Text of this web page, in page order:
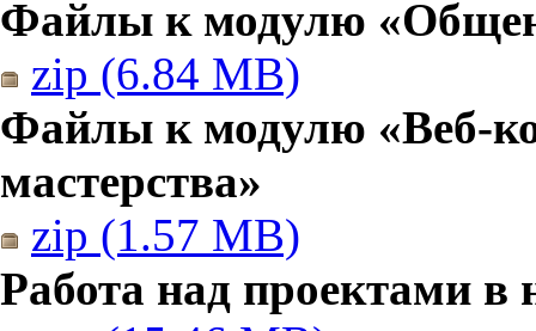
Файлы к модулю
zip (6.84 MB)
Файлы к модулю «Веб-
мастерства»
zip (1.57 MB)
Работа над проектами в